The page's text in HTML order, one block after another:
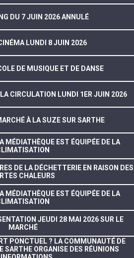
DU 7 JUIN 2026 ANNULÉ
LUNDI 8 JUIN 2026
DE MUSIQUE ET DE DANSE
CIRCULATION LUNDI 1ER JUIN 2026
À LA SUZE SUR SARTHE
MÉDIATHÈQUE EST ÉQUIPÉE DE LA
DE LA DÉCHETTERIE EN RAISON DES
CHALEURS
MÉDIATHÈQUE EST ÉQUIPÉE DE LA
JEUDI 28 MAI 2026 SUR LE
MARCHÉ
PONCTUEL ? LA COMMUNAUTÉ DE
SARTHE ORGANISE DES RÉUNIONS